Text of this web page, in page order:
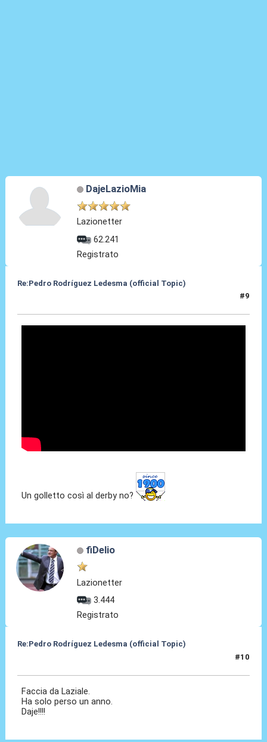
DajeLazioMia
Lazionetter
62.241
Registrato
Re:Pedro Rodríguez Ledesma (official Topic)
#9
Un golletto così al derby no?
fiDelio
Lazionetter
3.444
Registrato
Re:Pedro Rodríguez Ledesma (official Topic)
#10
Faccia da Laziale.
Ha solo perso un anno.
Daje!!!!